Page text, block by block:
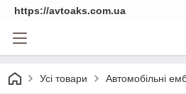
https://avtoaks.com.ua
Усі товари Автомобільні